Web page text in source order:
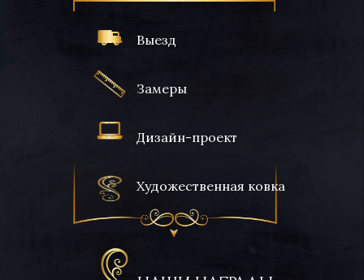
Выезд
Замеры
Дизайн-проект
Художественная ковка